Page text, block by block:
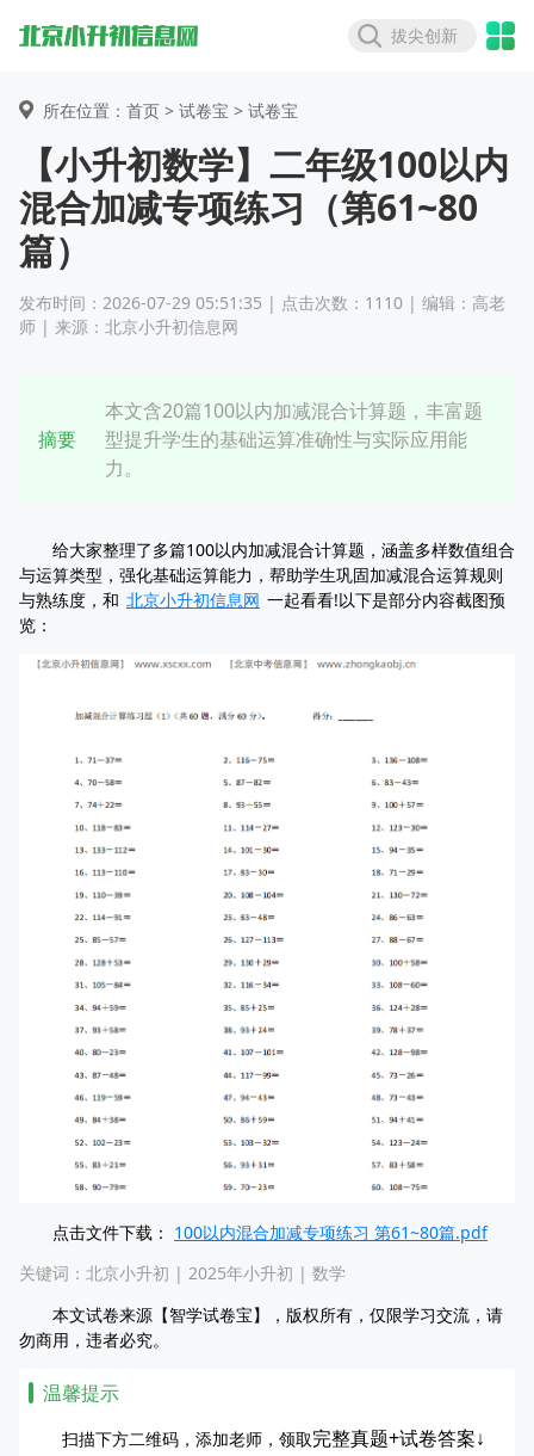
拔尖创新
所在位置：首页 > 试卷宝 > 试卷宝
【小升初数学】二年级100以内
混合加减专项练习（第61~80
篇）
发布时间：2026-07-29 05:51:35 | 点击次数：1110 | 编辑：高老
师 | 来源：北京小升初信息网
摘要
本文含20篇100以内加减混合计算题，丰富题
型提升学生的基础运算准确性与实际应用能
力。
给大家整理了多篇100以内加减混合计算题，涵盖多样数值组合
与运算类型，强化基础运算能力，帮助学生巩固加减混合运算规则
与熟练度，和 北京小升初信息网 一起看看!以下是部分内容截图预
览：
点击文件下载： 100以内混合加减专项练习 第61~80篇.pdf
关键词： 北京小升初 | 2025年小升初 | 数学
本文试卷来源【智学试卷宝】，版权所有，仅限学习交流，请
勿商用，违者必究。
温馨提示
扫描下方二维码，添加老师，领取完整真题+试卷答案↓